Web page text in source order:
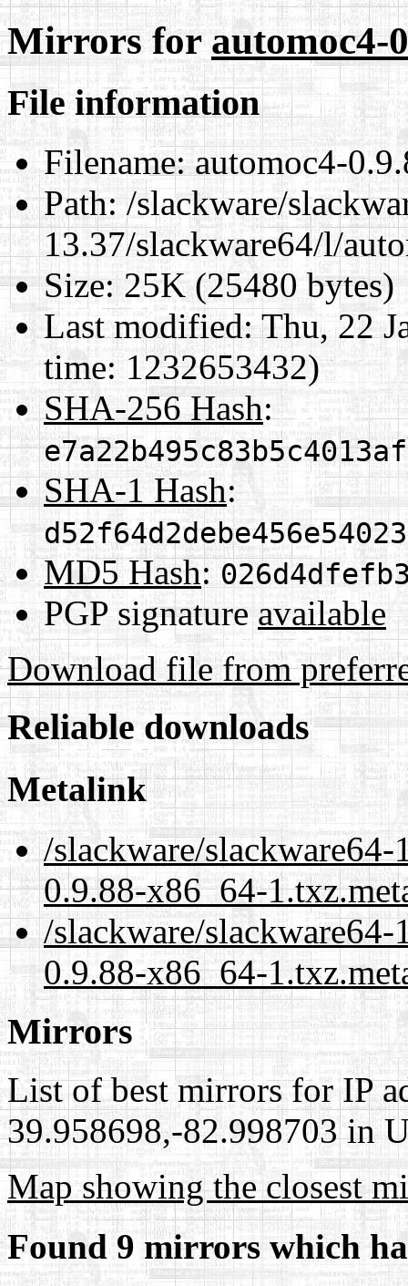
Mirrors forautomoc4-
File information
Filename:automoc4-
Path:/slackware/
13.37/slackware64/l/
Size:25K (25480 bytes)
Last modified:Thu, 22
time: 1232653432)
SHA-256 Hash:
SHA-1 Hash:
MD5 Hash:
PGP signature available
Download file from
Reliable downloads
Metalink
/slackware/
0.9.88-x86_64-
/slackware/
0.9.88-x86_64-
Mirrors
List of best mirrors for IP
39.958698,-82.998703 in
Map showing the closest
Found 9 mirrors which